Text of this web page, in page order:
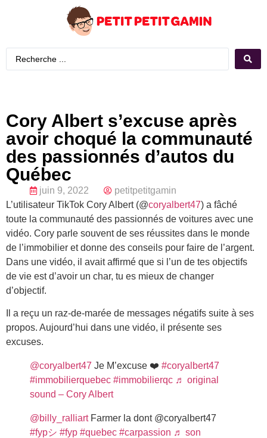
Cory Albert s’excuse après
avoir choqué la communauté
des passionnés d’autos du
Québec
juin 9, 2022
petitpetitgamin
L’utilisateur TikTok Cory Albert (@coryalbert47) a fâché
toute la communauté des passionnés de voitures avec une
vidéo. Cory parle souvent de ses réussites dans le monde
de l’immobilier et donne des conseils pour faire de l’argent.
Dans une vidéo, il avait affirmé que si l’un de tes objectifs
de vie est d’avoir un char, tu es mieux de changer
d’objectif.
Il a reçu un raz-de-marée de messages négatifs suite à ses
propos. Aujourd’hui dans une vidéo, il présente ses
excuses.
@coryalbert47 Je M’excuse ❤️ #coryalbert47
#immobilierquebec #immobilierqc ♬ original
sound – Cory Albert
@billy_ralliartFarmer la dont @coryalbert47
#fypシ #fyp #quebec #carpassion ♬ son